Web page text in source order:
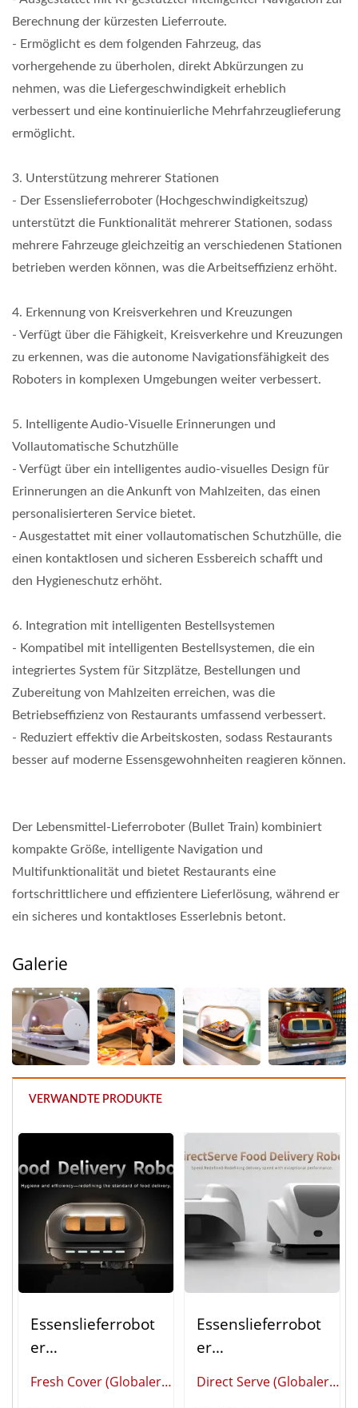
Berechnung der kürzesten Lieferroute.
- Ermöglicht es dem folgenden Fahrzeug, das
vorhergehende zu überholen, direkt Abkürzungen zu
nehmen, was die Liefergeschwindigkeit erheblich
verbessert und eine kontinuierliche Mehrfahrzeuglieferung
ermöglicht.
3. Unterstützung mehrerer Stationen
- Der Essenslieferroboter (Hochgeschwindigkeitszug)
unterstützt die Funktionalität mehrerer Stationen, sodass
mehrere Fahrzeuge gleichzeitig an verschiedenen Stationen
betrieben werden können, was die Arbeitseffizienz erhöht.
4. Erkennung von Kreisverkehren und Kreuzungen
- Verfügt über die Fähigkeit, Kreisverkehre und Kreuzungen
zu erkennen, was die autonome Navigationsfähigkeit des
Roboters in komplexen Umgebungen weiter verbessert.
5. Intelligente Audio-Visuelle Erinnerungen und
Vollautomatische Schutzhülle
- Verfügt über ein intelligentes audio-visuelles Design für
Erinnerungen an die Ankunft von Mahlzeiten, das einen
personalisierteren Service bietet.
- Ausgestattet mit einer vollautomatischen Schutzhülle, die
einen kontaktlosen und sicheren Essbereich schafft und
den Hygieneschutz erhöht.
6. Integration mit intelligenten Bestellsystemen
- Kompatibel mit intelligenten Bestellsystemen, die ein
integriertes System für Sitzplätze, Bestellungen und
Zubereitung von Mahlzeiten erreichen, was die
Betriebseffizienz von Restaurants umfassend verbessert.
- Reduziert effektiv die Arbeitskosten, sodass Restaurants
besser auf moderne Essensgewohnheiten reagieren können.
Der Lebensmittel-Lieferroboter (Bullet Train) kombiniert
kompakte Größe, intelligente Navigation und
Multifunktionalität und bietet Restaurants eine
fortschrittlichere und effizientere Lieferlösung, während er
ein sicheres und kontaktloses Esserlebnis betont.
Galerie
VERWANDTE PRODUKTE
Essenslieferrobot
Er
(Hochgeschwindig
Fresh Cover (Globaler
Essenslieferrobot
Er
(Hochgeschwindig
Direct Serve (Globaler